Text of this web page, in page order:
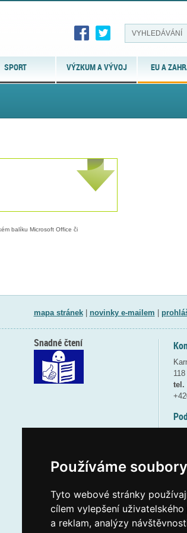
Používáme
Tyto webové stránky
cílem vylepšení
a reklam, analýzy
SPORT VÝZKUM A VÝVOJ EU A
balíku Microsoft Office či
mapa stránek| novinky e-mailem
tel.
Snadné čtení